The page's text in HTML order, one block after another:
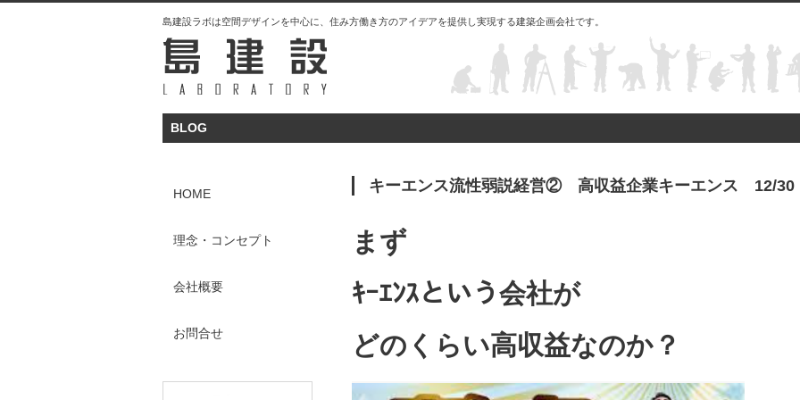
島建設ラボは空間デザインを中心に、住み方働き方のアイデアを提供し実現する建築企画会社です。
BLOG
キーエンス流性弱説経営② 高収益企業キーエンス 12/30
まず
ｷｰｴﾝｽという会社が
どのくらい高収益なのか？
HOME
理念・コンセプト
会社概要
お問合せ